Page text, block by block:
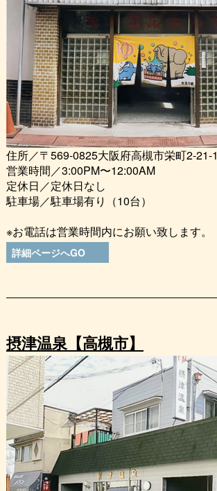
住所／〒569-0825大阪府高槻市栄町2-21-1
営業時間／3:00PM〜12:00AM
定休日／定休日なし
駐車場／駐車場有り（10台）
※お電話は営業時間内にお願い致します。
詳細ページへGO
摂津温泉【高槻市】